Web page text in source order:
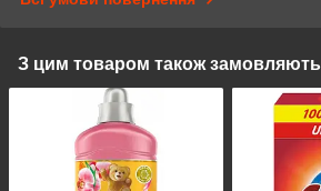
З цим товаром також замовляють